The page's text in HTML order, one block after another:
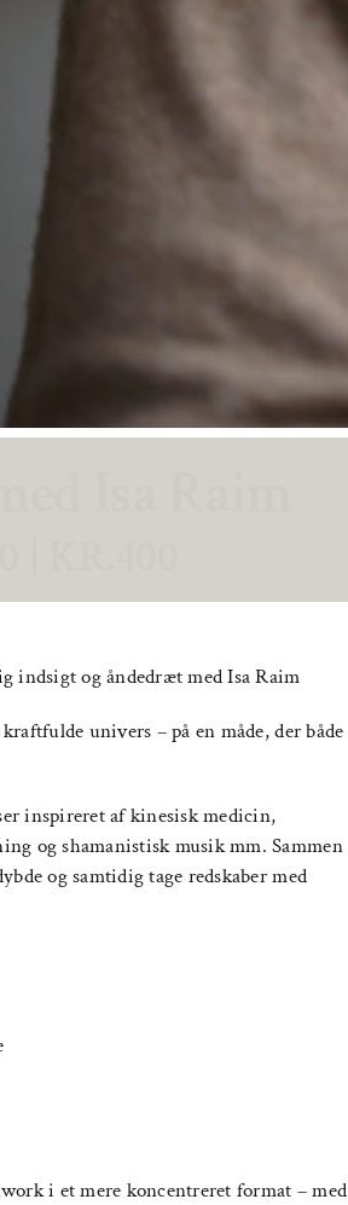
indsigt og åndedræt med Isa Raim
univers – på en måde, der både
inspireret af kinesisk medicin,
og shamanistisk musik mm. Sammen
og samtidig tage redskaber med
i et mere koncentreret format – med